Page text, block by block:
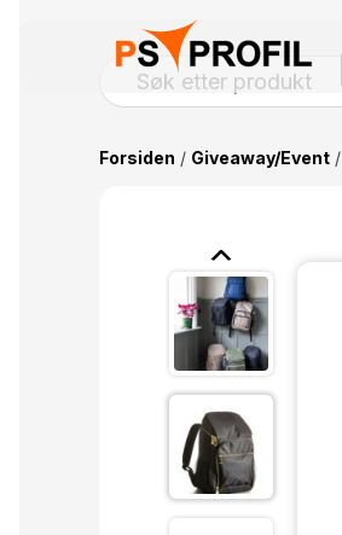
Forsiden / Giveaway/Event/